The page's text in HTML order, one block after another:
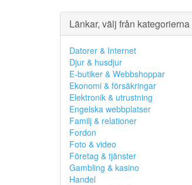
Länkar, välj från kategorierna
Datorer & Internet
Djur & husdjur
E-butiker & Webbshoppar
Ekonomi & försäkringar
Elektronik & utrustning
Engelska webbplatser
Familj & relationer
Fordon
Foto & video
Företag & tjänster
Gambling & kasino
Handel